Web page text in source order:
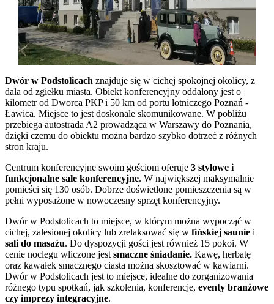
Dwór w Podstolicach znajduje się w cichej spokojnej okolicy, z
dala od zgiełku miasta. Obiekt konferencyjny oddalony jest o
kilometr od Dworca PKP i 50 km od portu lotniczego Poznań -
Ławica. Miejsce to jest doskonale skomunikowane. W pobliżu
przebiega autostrada A2 prowadząca w Warszawy do Poznania,
dzięki czemu do obiektu można bardzo szybko dotrzeć z różnych
stron kraju.
Centrum konferencyjne swoim gościom oferuje 3 stylowe i
funkcjonalne sale konferencyjne. W największej maksymalnie
pomieści się 130 osób. Dobrze doświetlone pomieszczenia są w
pełni wyposażone w nowoczesny sprzęt konferencyjny.
Dwór w Podstolicach to miejsce, w którym można wypocząć w
cichej, zalesionej okolicy lub zrelaksować się w fińskiej saunie i
sali do masażu. Do dyspozycji gości jest również 15 pokoi. W
cenie noclegu wliczone jest smaczne śniadanie. Kawę, herbatę
oraz kawałek smacznego ciasta można skosztować w kawiarni.
Dwór w Podstolicach jest to miejsce, idealne do zorganizowania
różnego typu spotkań, jak szkolenia, konferencje, eventy branżowe
czy imprezy integracyjne.